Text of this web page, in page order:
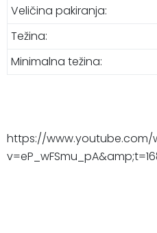
Veličina pakiranja:
Težina:
Minimalna težina:
https://www.youtube.com/